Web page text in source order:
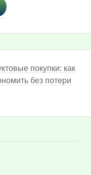
покупки: как
без потери